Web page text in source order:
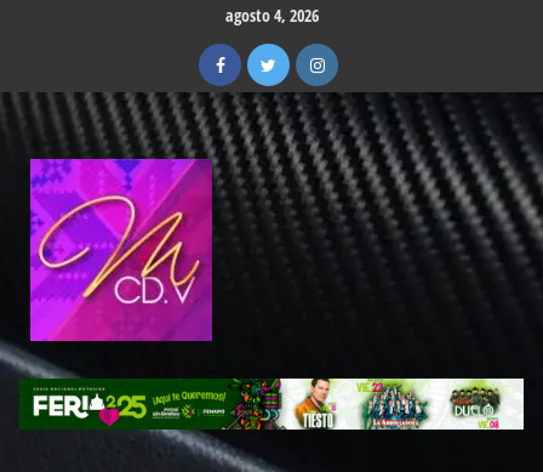
agosto 4, 2026